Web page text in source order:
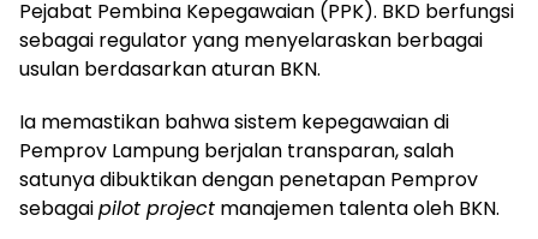
Pejabat Pembina Kepegawaian (PPK). BKD berfungsi
sebagai regulator yang menyelaraskan berbagai
usulan berdasarkan aturan BKN.
Ia memastikan bahwa sistem kepegawaian di
Pemprov Lampung berjalan transparan, salah
satunya dibuktikan dengan penetapan Pemprov
sebagaipilot project manajemen talenta oleh BKN.